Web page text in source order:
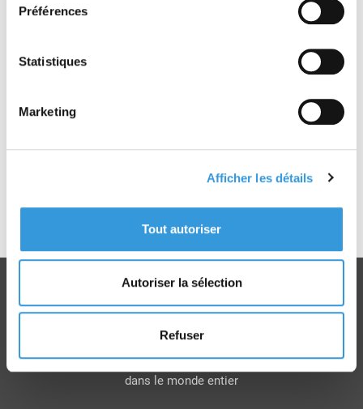
Préférences
Statistiques
Marketing
Afficher les détails
Tout autoriser
Autoriser la sélection
Refuser
They have been developed by prevention bodies,
under the initiative of the insurers or their
Insurance Europe Prevention Forum
(https://www.insuranceeurope.eu/prevention-
The prevention bodies are:
FPA (Fire Protection Association), United
Livraison
dans le monde entier